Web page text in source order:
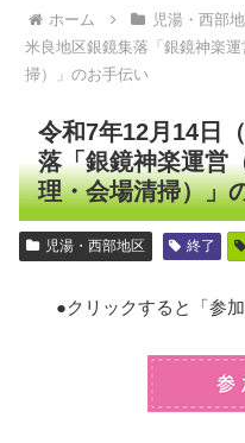
ホーム 児湯・西部
米良地区銀鏡集落「銀鏡神楽
掃）」のお手伝い
令和7年12月14日
落「銀鏡神楽運営
理・会場清掃）」
児湯・西部地区 終了
●クリックすると「参